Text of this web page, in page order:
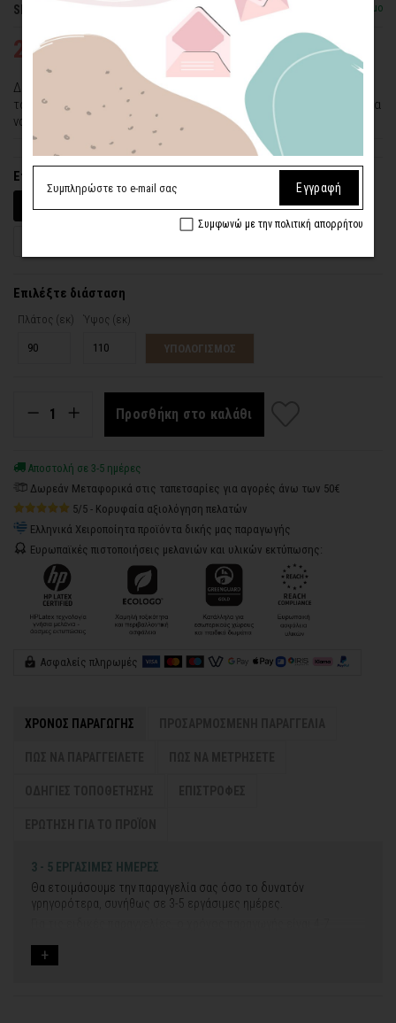
SKU: WLP-44 Διαθέσιμο
24,26€ 34,65€
Διακοσμήστε το δωμάτιο του παιδιού σας με αυτή τη γλυκιά
ταπετσαρία με τα χαριτωμένα λαγουδάκια! Ο καλύτερος τρόπος για
να κάνετε το βρεφικό σας δωμάτιο κομψό και υπέροχο!
Επιλέξτε υλικό
Βινύλιο (Αυτοκόλλητο)
Ύφασμα (Με Υγρή Κόλλα)
Επιλέξτε διάσταση
Πλάτος (εκ) Ύψος (εκ)
ΥΠΟΛΟΓΙΣΜΟΣ
Προσθήκη στο καλάθι
Αποστολή σε 3-5 ημέρες
Δωρεάν Μεταφορικά στις ταπετσαρίες για αγορές άνω των 50€
5/5 - Κορυφαία αξιολόγηση πελατών
Ελληνικά Χειροποίητα προϊόντα δικής μας παραγωγής
Ευρωπαϊκές πιστοποιήσεις μελανιών και υλικών εκτύπωσης:
Ασφαλείς πληρωμές
ΧΡΟΝΟΣ ΠΑΡΑΓΩΓΗΣ
3 - 5 ΕΡΓΑΣΙΜΕΣ ΗΜΕΡΕΣ
Θα ετοιμάσουμε την παραγγελία σας όσο το δυνατόν
γρηγορότερα, συνήθως σε 3-5 εργάσιμες ημέρες.
Εάν η αποστολή πραγματοποιείται κατά τη διάρκεια μεγάλων
Εγγραφή
Συμφωνώ με την πολιτική απορρήτου